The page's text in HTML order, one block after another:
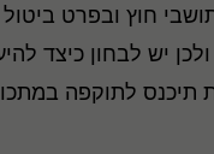
חוץ ובפרט
יש לבחון כיצד
תיכנס לתוקפה